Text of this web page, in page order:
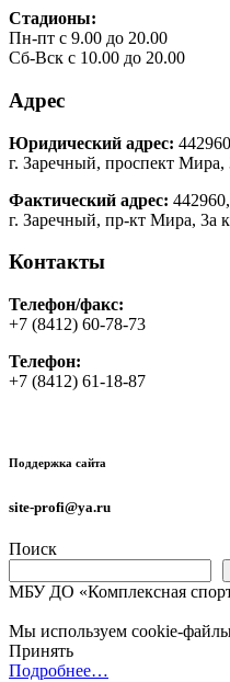
Стадионы:
Пн-пт с 9.00 до 20.00
Сб-Вск с 10.00 до 20.00
Адрес
Юридический адрес:
г. Заречный, проспект Мира,
Фактический адрес:
г. Заречный, пр-кт Мира, 3а
Контакты
Телефон/факс:
+7 (8412) 60-78-73
Телефон:
+7 (8412) 61-18-87
Поддержка сайта
site-profi@ya.ru
Поиск
МБУ ДО «Комплексная
Мы используем cookie-файлы
Принять
Подробнее…